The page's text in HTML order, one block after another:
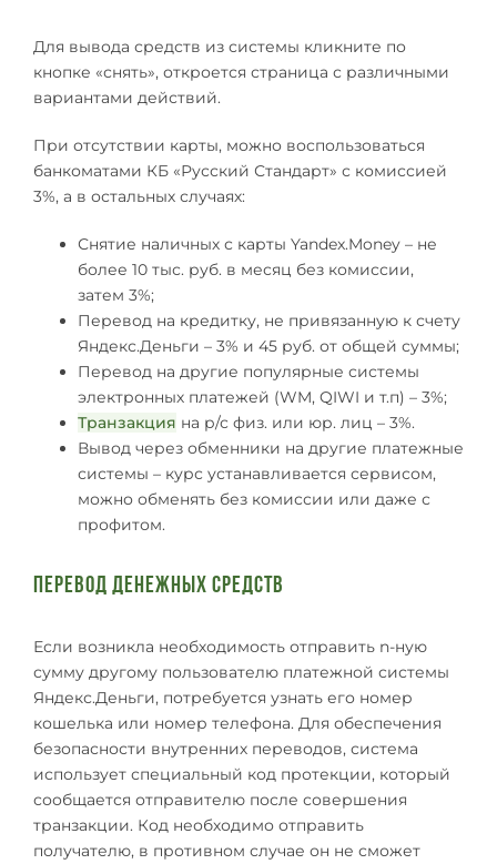
Для вывода средств из системы кликните по
кнопке «снять», откроется страница с различными
вариантами действий.
При отсутствии карты, можно воспользоваться
банкоматами КБ «Русский Стандарт» с комиссией
3%, а в остальных случаях:
Снятие наличных с карты Yandex.Money – не
более 10 тыс. руб. в месяц без комиссии,
затем 3%;
Перевод на кредитку, не привязанную к счету
Яндекс.Деньги – 3% и 45 руб. от общей суммы;
Перевод на другие популярные системы
электронных платежей (WM, QIWI и т.п) – 3%;
Транзакция на р/с физ. или юр. лиц – 3%.
Вывод через обменники на другие платежные
системы – курс устанавливается сервисом,
можно обменять без комиссии или даже с
профитом.
Перевод денежных средств
Если возникла необходимость отправить n-ную
сумму другому пользователю платежной системы
Яндекс.Деньги, потребуется узнать его номер
кошелька или номер телефона. Для обеспечения
безопасности внутренних переводов, система
использует специальный код протекции, который
сообщается отправителю после совершения
транзакции. Код необходимо отправить
получателю, в противном случае он не сможет